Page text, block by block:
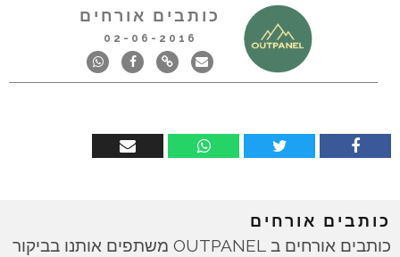
כותבים אורחים
02-06-2016
כותבים אורחים
כותבים אורחים ב OUTPANEL משתפים אותנו בביקור